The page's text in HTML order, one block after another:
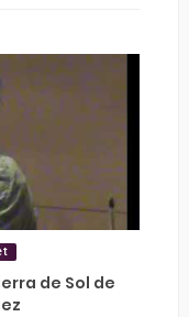
de Sol de